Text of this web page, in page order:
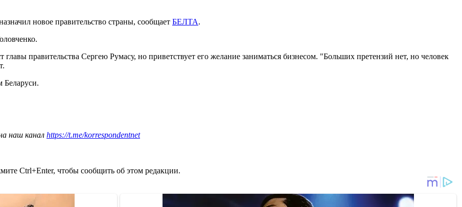
новое правительство страны, сообщает БЕЛТА.
правительства Сергею Румасу, но приветствует его желание заниматься бизнесом. "Больших претензий нет, но человек
Беларуси.
наш канал https://t.me/korrespondentnet
Ctrl+Enter, чтобы сообщить об этом редакции.